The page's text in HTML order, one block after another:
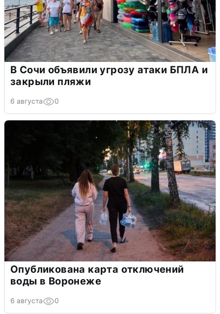
В Сочи объявили угрозу атаки БПЛА и
закрыли пляжи
6 августа 0
Опубликована карта отключений
воды в Воронеже
6 августа 0